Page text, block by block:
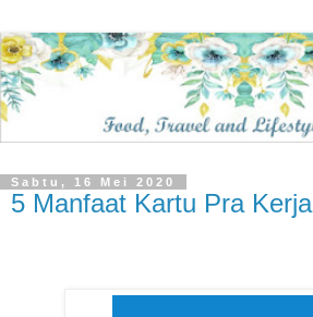
Sabtu, 16 Mei 2020
5 Manfaat Kartu Pra Kerja